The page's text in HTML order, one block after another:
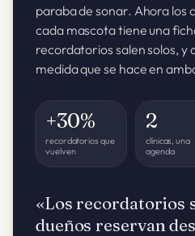
paraba de sonar. Ahora los
cada mascota tiene una
recordatorios salen solos, y
medida que se hace en
+30%
recordatorios que
vuelven
2
clínicas, una
agenda
«Los recordatorios
dueños reservan